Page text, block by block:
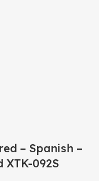
– Spanish –
XTK-092S